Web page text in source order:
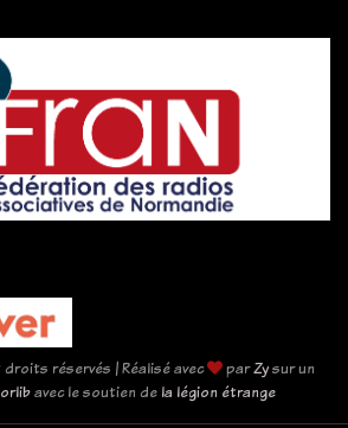
droits réservés | Réalisé avec parZysur un
avec le soutien de la légion étrange